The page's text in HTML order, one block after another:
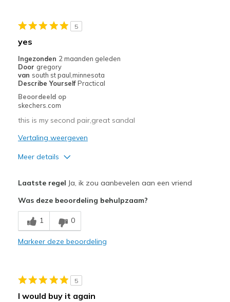
Going Out
Width
Sizing
View On Shoes
Shoes are for Wearing
5
yes
Ingezonden 2 maanden geleden
Door gregory
van south st paul,minnesota
Describe Yourself Practical
Beoordeeld op
skechers.com
this is my second pair,great sandal
Vertaling weergeven
Meer details
Breathe Well
Comfortable
Beste toepassingen
Laatste regel Ja, ik zou aanbevelen aan een vriend
Was deze beoordeling behulpzaam?
1 0
Markeer deze beoordeling
5
I would buy it again